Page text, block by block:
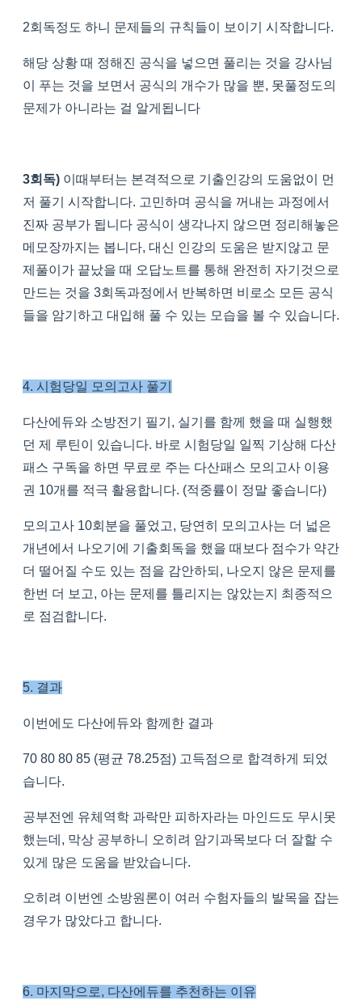
2회독정도 하니 문제들의 규칙들이 보이기 시작합니다.
해당 상황 때 정해진 공식을 넣으면 풀리는 것을 강사님
이 푸는 것을 보면서 공식의 개수가 많을 뿐, 못풀정도의
문제가 아니라는 걸 알게됩니다
3회독) 이때부터는 본격적으로 기출인강의 도움없이 먼
저 풀기 시작합니다. 고민하며 공식을 꺼내는 과정에서
진짜 공부가 됩니다 공식이 생각나지 않으면 정리해놓은
메모장까지는 봅니다, 대신 인강의 도움은 받지않고 문
제풀이가 끝났을 때 오답노트를 통해 완전히 자기것으로
만드는 것을 3회독과정에서 반복하면 비로소 모든 공식
들을 암기하고 대입해 풀 수 있는 모습을 볼 수 있습니다.
4. 시험당일 모의고사 풀기
다산에듀와 소방전기 필기, 실기를 함께 했을 때 실행했
던 제 루틴이 있습니다. 바로 시험당일 일찍 기상해 다산
패스 구독을 하면 무료로 주는 다산패스 모의고사 이용
권 10개를 적극 활용합니다. (적중률이 정말 좋습니다)
모의고사 10회분을 풀었고, 당연히 모의고사는 더 넓은
개년에서 나오기에 기출회독을 했을 때보다 점수가 약간
더 떨어질 수도 있는 점을 감안하되, 나오지 않은 문제를
한번 더 보고, 아는 문제를 틀리지는 않았는지 최종적으
로 점검합니다.
5. 결과
이번에도 다산에듀와 함께한 결과
70 80 80 85 (평균 78.25점) 고득점으로 합격하게 되었
습니다.
공부전엔 유체역학 과락만 피하자라는 마인드도 무시못
했는데, 막상 공부하니 오히려 암기과목보다 더 잘할 수
있게 많은 도움을 받았습니다.
오히려 이번엔 소방원론이 여러 수험자들의 발목을 잡는
경우가 많았다고 합니다.
6. 마지막으로, 다산에듀를 추천하는 이유